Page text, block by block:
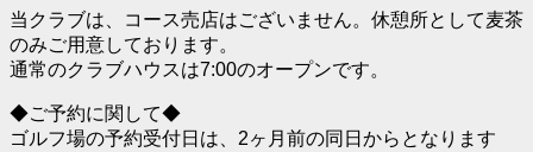
当クラブは、コース売店はございません。休憩所として麦茶
のみご用意しております。
通常のクラブハウスは7:00のオープンです。
◆ご予約に関して◆
ゴルフ場の予約受付日は、2ヶ月前の同日からとなります